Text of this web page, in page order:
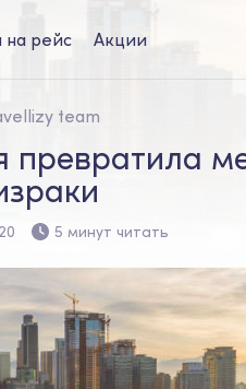
на рейс Акции
team
превратила
5 минут читать